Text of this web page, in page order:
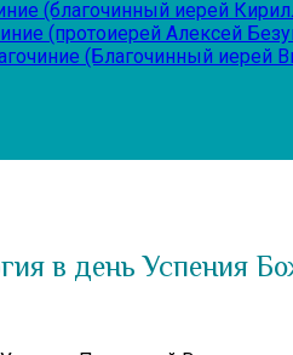
(благочинный иерей
(протоиерей Алексей
(Благочинный иерей
в день Успения